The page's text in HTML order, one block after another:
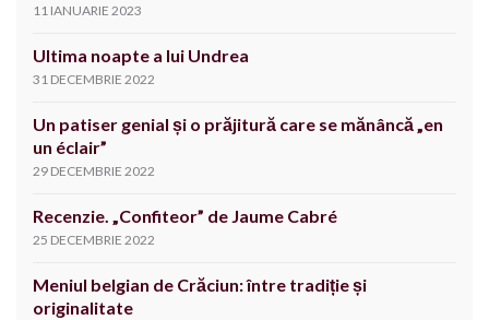
11 IANUARIE 2023
Ultima noapte a lui Undrea
31 DECEMBRIE 2022
Un patiser genial și o prăjitură care se mănâncă „en
un éclair”
29 DECEMBRIE 2022
Recenzie. „Confiteor” de Jaume Cabré
25 DECEMBRIE 2022
Meniul belgian de Crăciun: între tradiție și
originalitate